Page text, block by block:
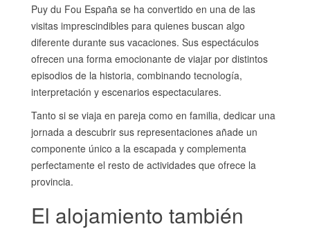
Puy du Fou España se ha convertido en una de las
visitas imprescindibles para quienes buscan algo
diferente durante sus vacaciones. Sus espectáculos
ofrecen una forma emocionante de viajar por distintos
episodios de la historia, combinando tecnología,
interpretación y escenarios espectaculares.
Tanto si se viaja en pareja como en familia, dedicar una
jornada a descubrir sus representaciones añade un
componente único a la escapada y complementa
perfectamente el resto de actividades que ofrece la
provincia.
El alojamiento también